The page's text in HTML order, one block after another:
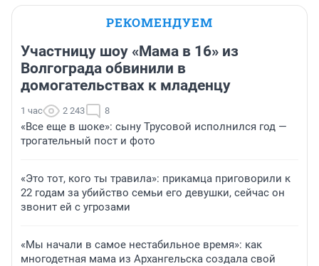
РЕКОМЕНДУЕМ
Участницу шоу «Мама в 16» из
Волгограда обвинили в
домогательствах к младенцу
1 час 2 243 8
«Все еще в шоке»: сыну Трусовой исполнился год —
трогательный пост и фото
«Это тот, кого ты травила»: прикамца приговорили к
22 годам за убийство семьи его девушки, сейчас он
звонит ей с угрозами
«Мы начали в самое нестабильное время»: как
многодетная мама из Архангельска создала свой